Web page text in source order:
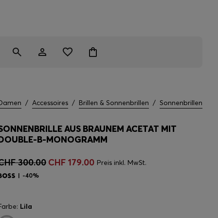
/ Accessoires / Brillen & Sonnenbrillen / Sonnenbrillen
AUS BRAUNEM ACETAT MIT
B-MONOGRAMM
300.00 CHF 179.00 Preis inkl. MwSt.
-40%
Lila